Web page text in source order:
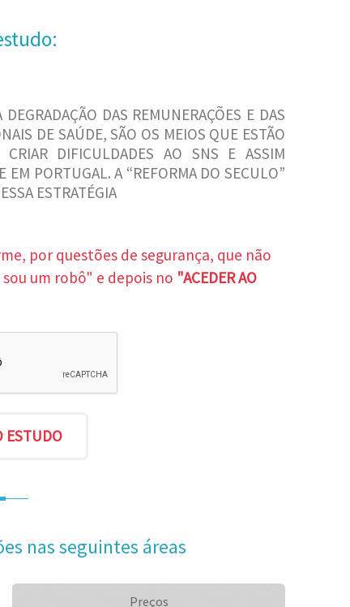
DAS REMUNERAÇÕES E DAS
DE SAÚDE, SÃO OS MEIOS QUE ESTÃO
DIFICULDADES AO SNS E ASSIM
EM PORTUGAL. A “REFORMA DO SECULO”
ESTRATÉGIA
por questões de segurança, que não
um robô" e depois no "ACEDER AO
nas seguintes áreas
Preços